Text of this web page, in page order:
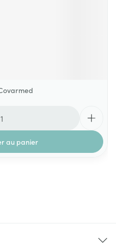
au panier